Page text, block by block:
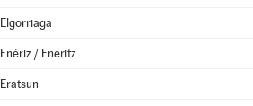
Elgorriaga
Enériz / Eneritz
Eratsun